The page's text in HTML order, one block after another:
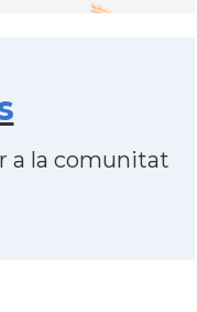
a la comunitat